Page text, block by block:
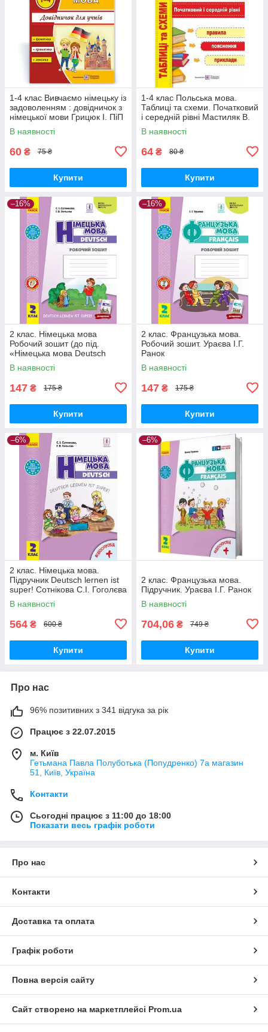
1-4 клас Вивчаємо німецьку із
задоволенням : довідничок з
німецької мови Грицюк І. ПіП
В наявності
60 ₴ 75 ₴
Купити
1-4 клас Польська мова.
Таблиці та схеми. Початковий
і середній рівні Мастиляк В.
ПіП
В наявності
64 ₴ 80 ₴
Купити
–16%
2 клас. Німецька мова
Робочий зошит (до під.
«Німецька мова Deutsch
lernen ist super!») Сотнікова
С.І. Ранок
В наявності
147 ₴ 175 ₴
Купити
–16%
2 клас. Французька мова.
Робочий зошит. Ураєва І.Г.
Ранок
В наявності
147 ₴ 175 ₴
Купити
–6%
2 клас. Німецька мова.
Підручник Deutsch lernen ist
super! Сотнікова С.І. Гоголєва
Г.В. Ранок
В наявності
564 ₴ 600 ₴
Купити
–6%
2 клас. Французька мова.
Підручник. Ураєва І.Г. Ранок
В наявності
704,06 ₴ 749 ₴
Купити
Про нас
96% позитивних з 341 відгука за рік
Працює з 22.07.2015
м. Київ
Гетьмана Павла Полуботька (Попудренко) 7а магазин
51, Київ, Україна
Контакти
Сьогодні працює з 11:00 до 18:00
Показати весь графік роботи
Про нас
Контакти
Доставка та оплата
Графік роботи
Повна версія сайту
Сайт створено на маркетплейсі Prom.ua